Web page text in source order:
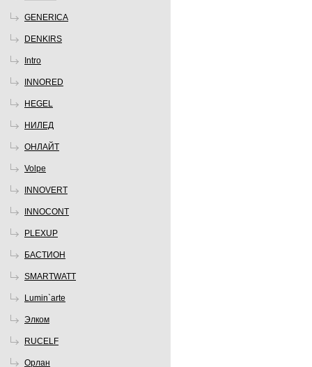
GENERICA
DENKIRS
Intro
INNORED
HEGEL
НИЛЕД
ОНЛАЙТ
Volpe
INNOVERT
INNOCONT
PLEXUP
БАСТИОН
SMARTWATT
Lumin`arte
Элком
RUCELF
Орлан